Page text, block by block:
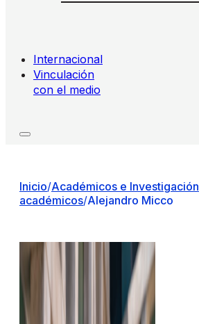
Internacional
Vinculación
con el medio
Inicio/Académicos e Investigación
académicos/Alejandro Micco